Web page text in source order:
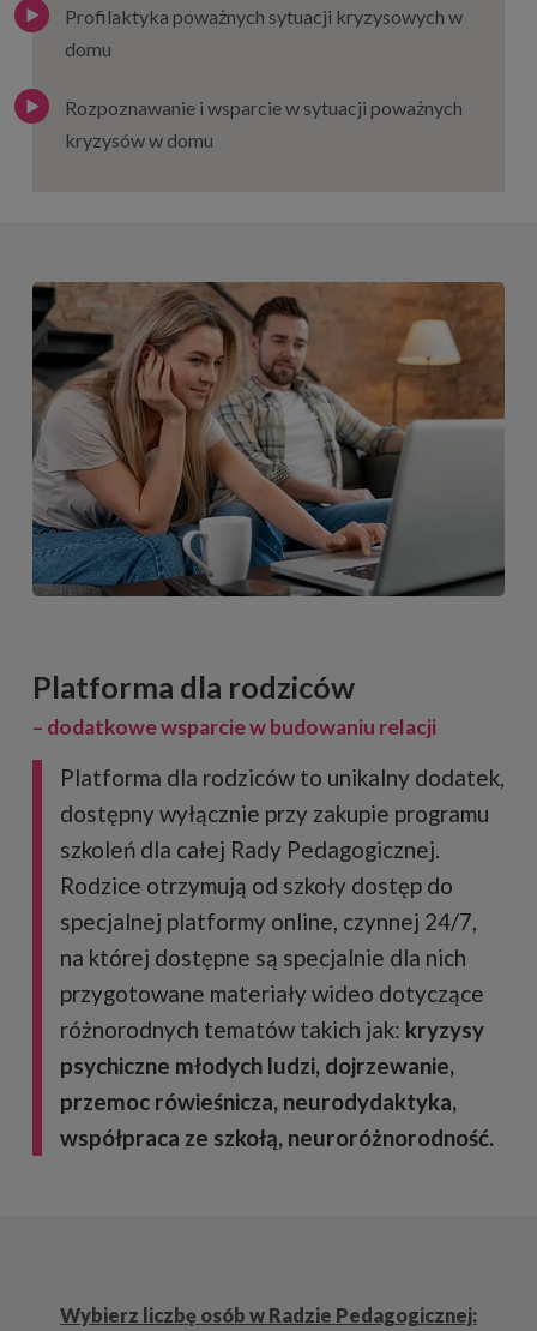
Profilaktyka poważnych sytuacji kryzysowych w
domu
Rozpoznawanie i wsparcie w sytuacji poważnych
kryzysów w domu
Platforma dla rodziców
– dodatkowe wsparcie w budowaniu relacji
Platforma dla rodziców to unikalny dodatek,
dostępny wyłącznie przy zakupie programu
szkoleń dla całej Rady Pedagogicznej.
Rodzice otrzymują od szkoły dostęp do
specjalnej platformy online, czynnej 24/7,
na której dostępne są specjalnie dla nich
przygotowane materiały wideo dotyczące
różnorodnych tematów takich jak: kryzysy
psychiczne młodych ludzi, dojrzewanie,
przemoc rówieśnicza, neurodydaktyka,
współpraca ze szkołą, neuroróżnorodność.
Wybierz liczbę osób w Radzie Pedagogicznej: